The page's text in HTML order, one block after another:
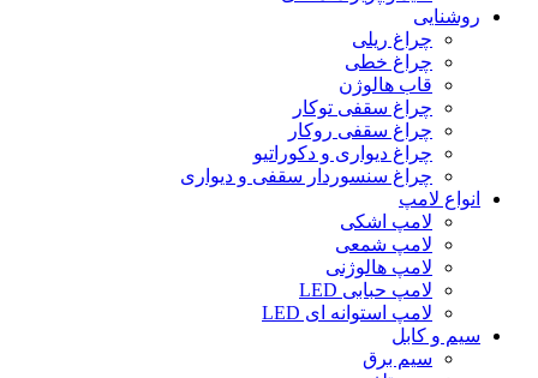
روشنایی
چراغ ریلی
چراغ خطی
قاب هالوژن
چراغ سقفی توکار
چراغ سقفی روکار
چراغ دیواری و دکوراتیو
چراغ سنسوردار سقفی و دیواری
انواع لامپ
لامپ اشکی
لامپ شمعی
لامپ هالوژنی
لامپ حبابی LED
لامپ استوانه ای LED
سیم و کابل
سیم برق